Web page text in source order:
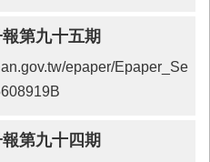
第九十五期
epaper/
第九十四期